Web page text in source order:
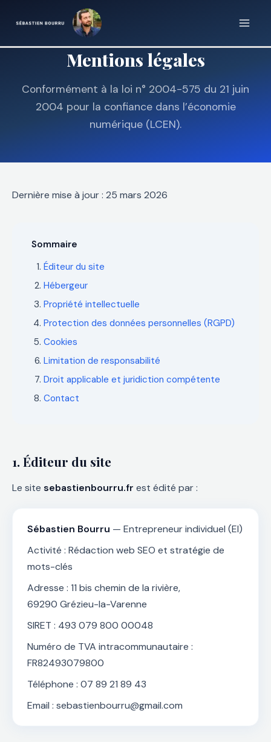
Mentions légales
Conformément à la loi n° 2004-575 du 21 juin
2004 pour la confiance dans l’économie
numérique (LCEN).
Dernière mise à jour : 25 mars 2026
Sommaire
Éditeur du site
Hébergeur
Propriété intellectuelle
Protection des données personnelles (RGPD)
Cookies
Limitation de responsabilité
Droit applicable et juridiction compétente
Contact
1. Éditeur du site
Le site sebastienbourru.fr est édité par :
Sébastien Bourru — Entrepreneur individuel (EI)
Activité : Rédaction web SEO et stratégie de
mots-clés
Adresse : 11 bis chemin de la rivière,
69290 Grézieu-la-Varenne
SIRET : 493 079 800 00048
Numéro de TVA intracommunautaire :
FR82493079800
Téléphone : 07 89 21 89 43
Email : sebastienbourru@gmail.com